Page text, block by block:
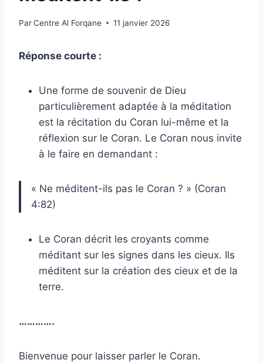
ParCentre Al Forqane 11 janvier 2026
Réponse courte :
Une forme de souvenir de Dieu
particulièrement adaptée à la méditation
est la récitation du Coran lui-même et la
réflexion sur le Coran. Le Coran nous invite
à le faire en demandant :
« Ne méditent-ils pas le Coran ? » (Coran
4:82)
Le Coran décrit les croyants comme
méditant sur les signes dans les cieux. Ils
méditent sur la création des cieux et de la
terre.
………….
Bienvenue pour laisser parler le Coran.